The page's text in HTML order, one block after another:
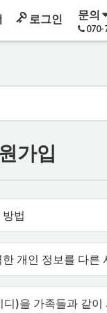
로그인 문의
070-
가입
법
개인 정보를 다른
)을 가족들과 같이